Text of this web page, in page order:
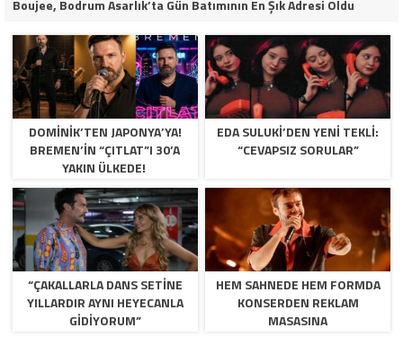
Boujee, Bodrum Asarlık’ta Gün Batımının En Şık Adresi Oldu
DOMINIK’TEN JAPONYA’YA!
BREMEN’IN “ÇITLAT”I 30’A
YAKIN ÜLKEDE!
EDA SULUKI’DEN YENI TEKLI:
“CEVAPSIZ SORULAR”
“ÇAKALLARLA DANS SETINE
YILLARDIR AYNI HEYECANLA
GIDIYORUM”
HEM SAHNEDE HEM FORMDA
KONSERDEN REKLAM
MASASINA